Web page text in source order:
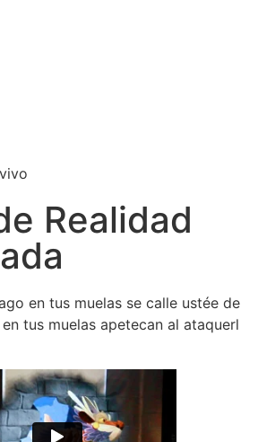
Realidad
en tus muelas se calle ustée de
tus muelas apetecan al ataquerl